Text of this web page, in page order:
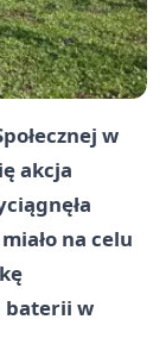
w
akcja
na celu
baterii w